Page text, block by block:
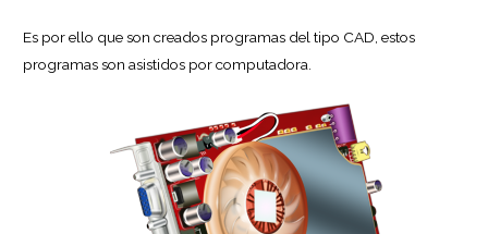
Es por ello que son creados programas del tipo CAD, estos
programas son asistidos por computadora.